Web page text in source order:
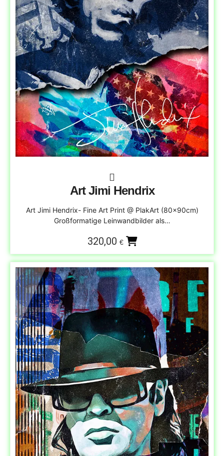
Art Jimi Hendrix
Art Jimi Hendrix- Fine Art Print @ PlakArt (80x90cm)
Großformatige Leinwandbilder als…
320,00 €